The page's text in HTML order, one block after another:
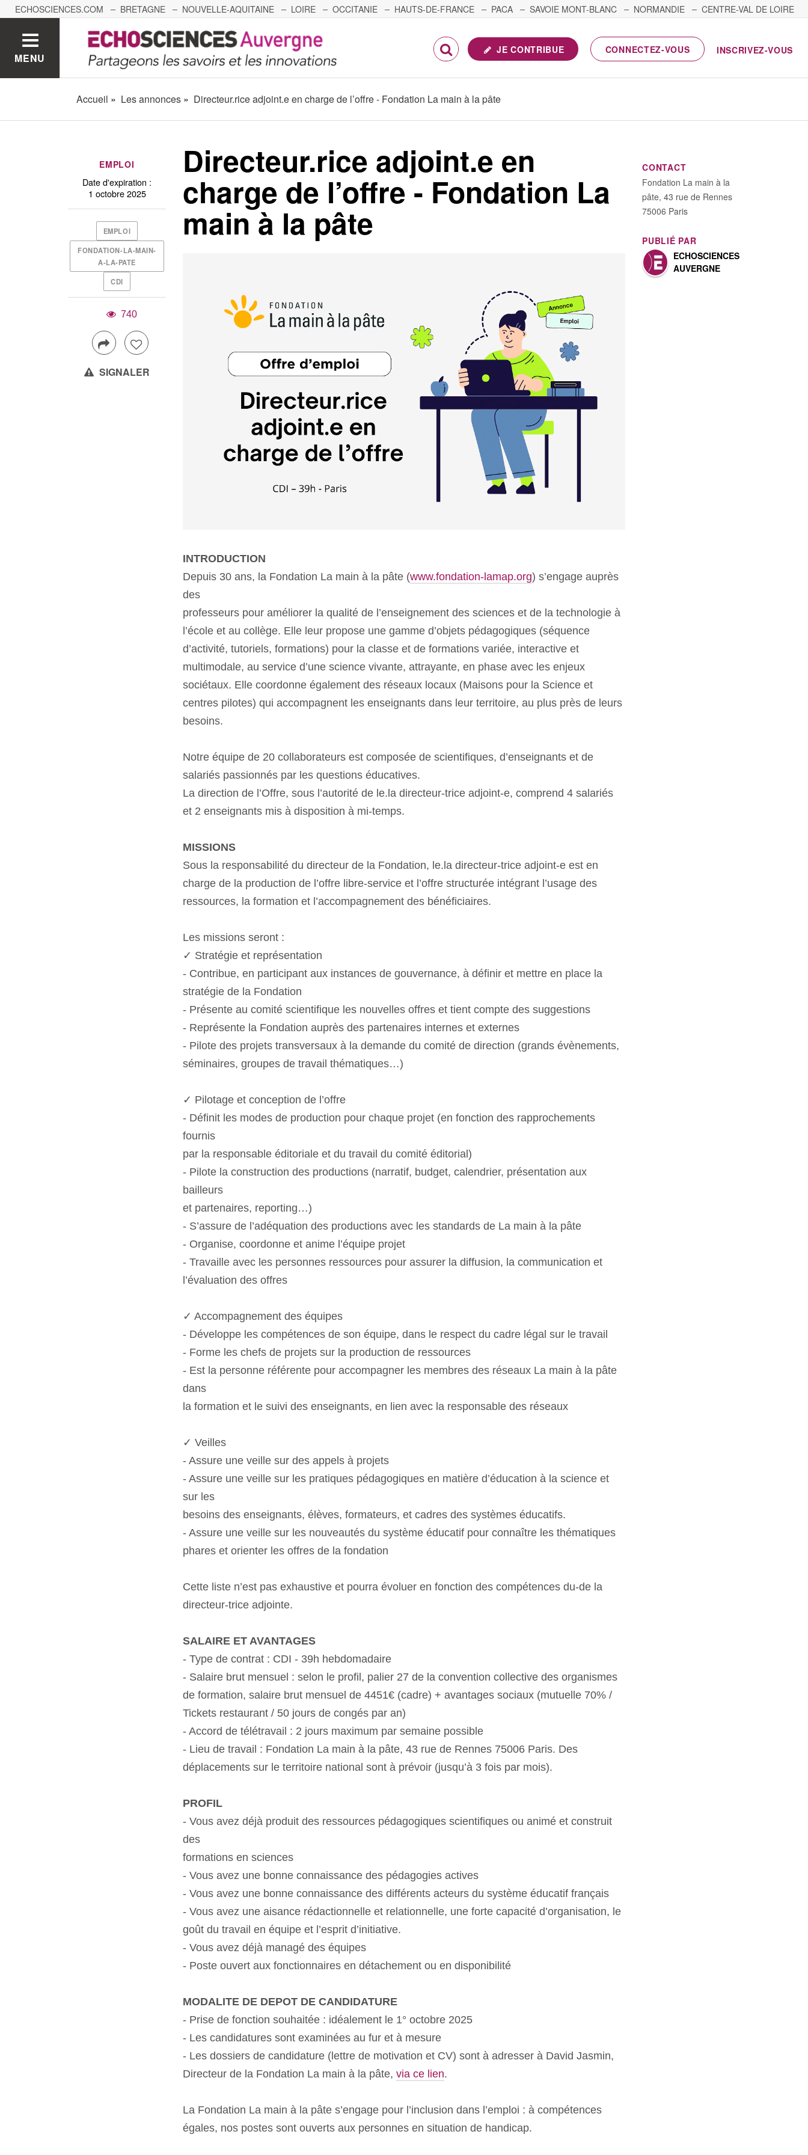
ECHOSCIENCES.COM BRETAGNE NOUVELLE-AQUITAINE LOIRE OCCITANIE HAUTS-DE-FRANCE PACA SAVOIE MONT-BLANC NORMANDIE
CENTRE-VAL DE LOIRE
GRENOBLE GRAND EST BOURGOGNE-FRANCHE-COMTÉ
MENU
JE CONTRIBUE CONNECTEZ-VOUS INSCRIVEZ-VOUS
Accueil Les annonces Directeur.rice adjoint.e en charge de l’offre - Fondation La main à la pâte
Directeur.rice adjoint.e en
charge de l’offre - Fondation La
main à la pâte
INTRODUCTION
Depuis 30 ans, la Fondation La main à la pâte (www.fondation-lamap.org) s’engage auprès
des
professeurs pour améliorer la qualité de l’enseignement des sciences et de la technologie à
l’école et au collège. Elle leur propose une gamme d’objets pédagogiques (séquence
d’activité, tutoriels, formations) pour la classe et de formations variée, interactive et
multimodale, au service d’une science vivante, attrayante, en phase avec les enjeux
sociétaux. Elle coordonne également des réseaux locaux (Maisons pour la Science et
centres pilotes) qui accompagnent les enseignants dans leur territoire, au plus près de leurs
besoins.
Notre équipe de 20 collaborateurs est composée de scientifiques, d’enseignants et de
salariés passionnés par les questions éducatives.
La direction de l’Offre, sous l’autorité de le.la directeur-trice adjoint-e, comprend 4 salariés
et 2 enseignants mis à disposition à mi-temps.
MISSIONS
Sous la responsabilité du directeur de la Fondation, le.la directeur-trice adjoint-e est en
charge de la production de l’offre libre-service et l’offre structurée intégrant l’usage des
ressources, la formation et l’accompagnement des bénéficiaires.
Les missions seront :
✓ Stratégie et représentation
- Contribue, en participant aux instances de gouvernance, à définir et mettre en place la
stratégie de la Fondation
- Présente au comité scientifique les nouvelles offres et tient compte des suggestions
- Représente la Fondation auprès des partenaires internes et externes
- Pilote des projets transversaux à la demande du comité de direction (grands évènements,
séminaires, groupes de travail thématiques…)
✓ Pilotage et conception de l’offre
- Définit les modes de production pour chaque projet (en fonction des rapprochements
fournis
par la responsable éditoriale et du travail du comité éditorial)
- Pilote la construction des productions (narratif, budget, calendrier, présentation aux
bailleurs
et partenaires, reporting…)
- S’assure de l’adéquation des productions avec les standards de La main à la pâte
- Organise, coordonne et anime l’équipe projet
- Travaille avec les personnes ressources pour assurer la diffusion, la communication et
l’évaluation des offres
✓ Accompagnement des équipes
- Développe les compétences de son équipe, dans le respect du cadre légal sur le travail
- Forme les chefs de projets sur la production de ressources
- Est la personne référente pour accompagner les membres des réseaux La main à la pâte
dans
la formation et le suivi des enseignants, en lien avec la responsable des réseaux
✓ Veilles
- Assure une veille sur des appels à projets
- Assure une veille sur les pratiques pédagogiques en matière d’éducation à la science et
sur les
besoins des enseignants, élèves, formateurs, et cadres des systèmes éducatifs.
- Assure une veille sur les nouveautés du système éducatif pour connaître les thématiques
phares et orienter les offres de la fondation
Cette liste n’est pas exhaustive et pourra évoluer en fonction des compétences du-de la
directeur-trice adjointe.
SALAIRE ET AVANTAGES
- Type de contrat : CDI - 39h hebdomadaire
- Salaire brut mensuel : selon le profil, palier 27 de la convention collective des organismes
de formation, salaire brut mensuel de 4451€ (cadre) + avantages sociaux (mutuelle 70% /
Tickets restaurant / 50 jours de congés par an)
- Accord de télétravail : 2 jours maximum par semaine possible
- Lieu de travail : Fondation La main à la pâte, 43 rue de Rennes 75006 Paris. Des
déplacements sur le territoire national sont à prévoir (jusqu’à 3 fois par mois).
PROFIL
- Vous avez déjà produit des ressources pédagogiques scientifiques ou animé et construit
des
formations en sciences
- Vous avez une bonne connaissance des pédagogies actives
- Vous avez une bonne connaissance des différents acteurs du système éducatif français
- Vous avez une aisance rédactionnelle et relationnelle, une forte capacité d’organisation, le
goût du travail en équipe et l’esprit d’initiative.
- Vous avez déjà managé des équipes
- Poste ouvert aux fonctionnaires en détachement ou en disponibilité
MODALITE DE DEPOT DE CANDIDATURE
- Prise de fonction souhaitée : idéalement le 1° octobre 2025
- Les candidatures sont examinées au fur et à mesure
- Les dossiers de candidature (lettre de motivation et CV) sont à adresser à David Jasmin,
Directeur de la Fondation La main à la pâte,via ce lien.
La Fondation La main à la pâte s’engage pour l’inclusion dans l’emploi : à compétences
égales, nos postes sont ouverts aux personnes en situation de handicap.
EMPLOI
Date d'expiration :
1 octobre 2025
EMPLOI
FONDATION-LA-MAIN-
A-LA-PATE
CDI
740
SIGNALER
CONTACT
Fondation La main à la
pâte, 43 rue de Rennes
75006 Paris
PUBLIÉ PAR
ECHOSCIENCES
AUVERGNE